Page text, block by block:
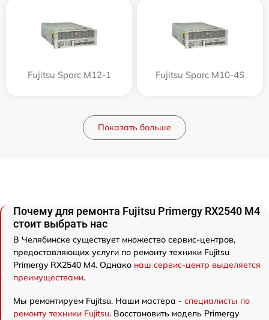
Fujitsu Sparc M12-1 Fujitsu Sparc M10-4S
Показать больше
Почему для ремонта Fujitsu Primergy RX2540 M4
стоит выбрать нас
В Челябинске существует множество сервис-центров,
предоставляющих услуги по ремонту техники Fujitsu
Primergy RX2540 M4. Однако наш сервис-центр выделяется
преимуществами.
Мы ремонтируем Fujitsu. Наши мастера - специалисты по
ремонту техники Fujitsu. Восстановить модель Primergy